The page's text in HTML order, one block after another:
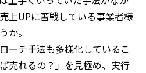
上UPに苦戦している事業者様
か。
ーチ手法も多様化しているこ
売れるの？」を見極め、実行